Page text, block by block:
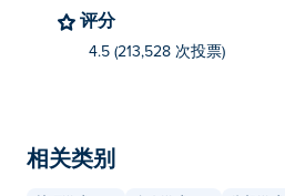
评分
4.5 (213,528 次投票)
相关类别